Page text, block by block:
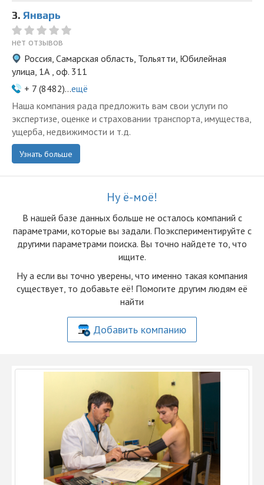
3. Январь
нет отзывов
Россия, Самарская область, Тольятти, Юбилейная
улица, 1А , оф. 311
+ 7 (8482)...ещё
Наша компания рада предложить вам свои услуги по
экспертизе, оценке и страховании транспорта, имущества,
ущерба, недвижимости и т.д.
Узнать больше
Ну ё-моё!
В нашей базе данных больше не осталоcь компаний с
параметрами, которые вы задали. Поэкспериментируйте с
другими параметрами поиска. Вы точно найдете то, что
ищите.
Ну а если вы точно уверены, что именно такая компания
существует, то добавьте её! Помогите другим людям её
найти
Добавить компанию